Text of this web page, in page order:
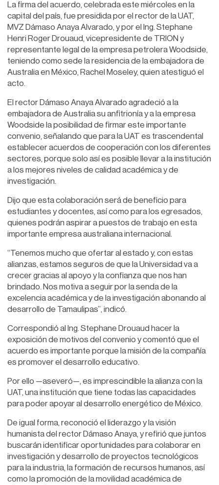
La firma del acuerdo, celebrada este miércoles en la
capital del país, fue presidida por el rector de la UAT,
MVZ Dámaso Anaya Alvarado, y por el Ing. Stephane
Henri Roger Drouaud, vicepresidente de TRION y
representante legal de la empresa petrolera Woodside,
teniendo como sede la residencia de la embajadora de
Australia en México, Rachel Moseley, quien atestiguó el
acto.
El rector Dámaso Anaya Alvarado agradeció a la
embajadora de Australia su anfitrionía y a la empresa
Woodside la posibilidad de firmar este importante
convenio, señalando que para la UAT es trascendental
establecer acuerdos de cooperación con los diferentes
sectores, porque solo así es posible llevar a la institución
a los mejores niveles de calidad académica y de
investigación.
Dijo que esta colaboración será de beneficio para
estudiantes y docentes, así como para los egresados,
quienes podrán aspirar a puestos de trabajo en esta
importante empresa australiana internacional.
“Tenemos mucho que ofertar al estado y, con estas
alianzas, estamos seguros de que la Universidad va a
crecer gracias al apoyo y la confianza que nos han
brindado. Nos motiva a seguir por la senda de la
excelencia académica y de la investigación abonando al
desarrollo de Tamaulipas”, indicó.
Correspondió al Ing. Stephane Drouaud hacer la
exposición de motivos del convenio y comentó que el
acuerdo es importante porque la misión de la compañía
es promover el desarrollo educativo.
Por ello —aseveró—, es imprescindible la alianza con la
UAT, una institución que tiene todas las capacidades
para poder apoyar al desarrollo energético de México.
De igual forma, reconoció el liderazgo y la visión
humanista del rector Dámaso Anaya, y refirió que juntos
buscarán identificar oportunidades para colaborar en
investigación y desarrollo de proyectos tecnológicos
para la industria, la formación de recursos humanos, así
como la promoción de la movilidad académica de